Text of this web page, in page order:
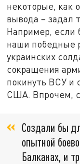
некоторые, как
вывода – задал
Например, если
наши победные
украинских
сокращения
покинуть ВСУ и
США. Впрочем,
Создали бы
опытной
Балканах, и